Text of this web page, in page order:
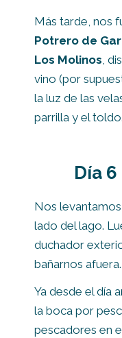
Más tarde, nos
Potrero de
Los Molinos ,
vino (por
la luz de las
parrilla y el toldo.
Día
Nos
lado del lago.
duchador
bañarnos afuera.
Ya desde el día
la boca por
pescadores en